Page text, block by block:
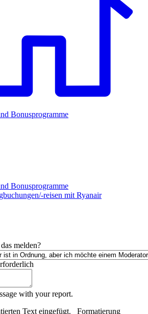
Bonusprogramme
Bonusprogramme
reisen mit Ryanair
melden?
with your report.
Text eingefügt. Formatierung